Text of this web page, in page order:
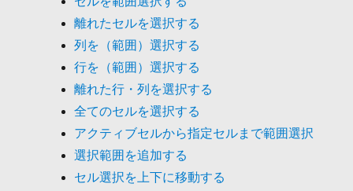
離れたセルを選択する
列を（範囲）選択する
行を（範囲）選択する
離れた行・列を選択する
全てのセルを選択する
アクティブセルから指定セルまで範囲選択
選択範囲を追加する
セル選択を上下に移動する